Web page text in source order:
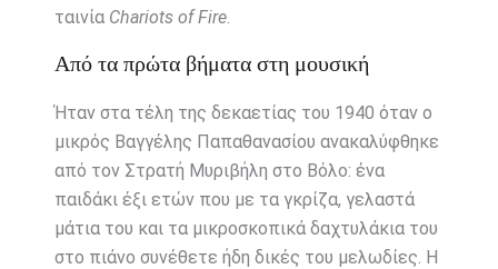
ταινία Chariots of Fire.
Από τα πρώτα βήματα στη μουσική
Ήταν στα τέλη της δεκαετίας του 1940 όταν ο
μικρός Βαγγέλης Παπαθανασίου ανακαλύφθηκε
από τον Στρατή Μυριβήλη στο Βόλο: ένα
παιδάκι έξι ετών που με τα γκρίζα, γελαστά
μάτια του και τα μικροσκοπικά δαχτυλάκια του
στο πιάνο συνέθετε ήδη δικές του μελωδίες. Η